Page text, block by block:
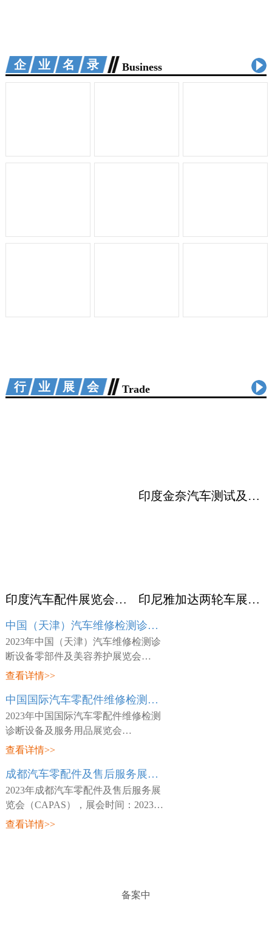
企业名录 Business
行业展会 Trade
印度汽车配件展览会ACMA
印度金奈汽车测试及质量监控展览会 Automotive Testing Expo
印尼雅加达两轮车展览会 INABIKE
中国（天津）汽车维修检测诊断设备零部件及美容养护展览会 AMR
2023年中国（天津）汽车维修检测诊
断设备零部件及美容养护展览会
（AMR），展会时间：2023年03月23
咸水沽镇国展大道888号-国家会展中
心(天津)，主
查看详情>>
中国国际汽车零配件维修检测诊断设备及服务用品展览会 Automechanika Shanghai
2023年中国国际汽车零配件维修检测
诊断设备及服务用品展览会
（Automechanika Shanghai），展会时
地点：中国-深圳-宝安区福海街道展城
路1号-深圳国际会
查看详情>>
成都汽车零配件及售后服务展览会 CAPAS
2023年成都汽车零配件及售后服务展
览会（CAPAS），展会时间：2023年
05月18日~05月20日，展会地点：中
查看详情>>
备案中